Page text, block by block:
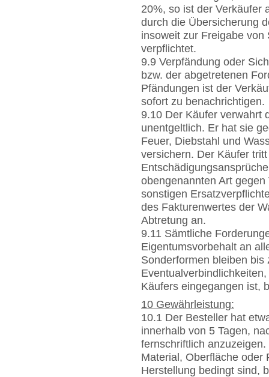
20%, so ist der Verkäufer
durch die Übersicherung
insoweit zur Freigabe von
verpflichtet.
9.9 Verpfändung oder
bzw. der abgetretenen
Pfändungen ist der
sofort zu benachrichtigen.
9.10 Der Käufer verwahrt
unentgeltlich. Er hat sie
Feuer, Diebstahl und
versichern. Der Käufer
obengenannten Art
sonstigen
des Fakturenwertes der
Abtretung an.
9.11 Sämtliche
Eigentumsvorbehalt an
Sonderformen bleiben
Käufers eingegangen ist,
10 Gewährleistung:
10.1 Der Besteller hat
innerhalb von 5 Tagen,
fernschriftlich
Material, Oberfläche oder
Herstellung bedingt sind,